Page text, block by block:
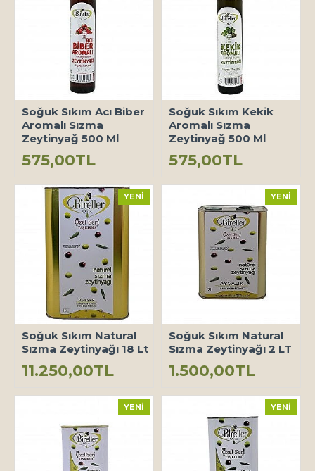
Soğuk Sıkım Acı Biber
Aromalı Sızma
Zeytinyağ 500 Ml
575,00TL
Soğuk Sıkım Kekik
Aromalı Sızma
Zeytinyağ 500 Ml
575,00TL
YENI
Soğuk Sıkım Natural
Sızma Zeytinyağı 18 Lt
11.250,00TL
YENI
Soğuk Sıkım Natural
Sızma Zeytinyağı 2 LT
1.500,00TL
YENI YENI